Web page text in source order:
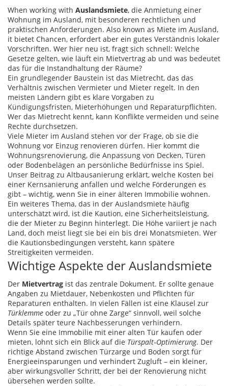
When working with Auslandsmiete, die Anmietung einer
Wohnung im Ausland, mit besonderen rechtlichen und
praktischen Anforderungen. Also known as Miete im Ausland,
it bietet Chancen, erfordert aber ein gutes Verständnis lokaler
Vorschriften. Wer hier neu ist, fragt sich schnell: Welche
Gesetze gelten, wie läuft ein Mietvertrag ab und was bedeutet
das für die Instandhaltung der Räume?
Ein grundlegender Baustein ist das Mietrecht, das das
Verhältnis zwischen Vermieter und Mieter regelt. In den
meisten Ländern gibt es klare Vorgaben zu
Kündigungsfristen, Mieterhöhungen und Reparaturpflichten.
Wer das Mietrecht kennt, kann Konflikte vermeiden und seine
Rechte durchsetzen.
Viele Mieter im Ausland stehen vor der Frage, ob sie die
Wohnung vor Einzug renovieren dürfen. Hier kommt die
Wohnungsrenovierung, die Anpassung von Decken, Türen
oder Bodenbelägen an persönliche Bedürfnisse ins Spiel.
Unser Beitrag zu Altbausanierung erklärt, welche Kosten bei
einer Kernsanierung anfallen und welche Förderungen es
gibt – wichtig, wenn Sie in einer älteren Immobilie wohnen.
Ein weiteres Thema, das in der Auslandsmiete häufig
unterschätzt wird, ist die Kaution, eine Sicherheitsleistung,
die der Mieter zu Beginn hinterlegt. Die Höhe variiert je nach
Land, doch meist liegt sie bei ein bis drei Monatsmieten. Wer
die Kautionsbedingungen versteht, kann spätere
Streitigkeiten vermeiden.
Wichtige Aspekte der Auslandsmiete
Der Mietvertrag ist das zentrale Dokument. Er sollte genaue
Angaben zu Mietdauer, Nebenkosten und Pflichten für
Reparaturen enthalten. In vielen Fällen ist eine Klausel zur
Türklemme oder zu „Tür ohne Zarge“ sinnvoll, weil solche
Details später teure Nachbesserungen verhindern.
Wenn Sie eine Immobilie mit einer alten Tür kaufen oder
mieten, lohnt sich ein Blick auf die Türspalt‑Optimierung. Der
richtige Abstand zwischen Türzarge und Boden sorgt für
Energieeinsparungen und verhindert Zugluft – ein kleiner,
aber wirkungsvoller Schritt, der bei der Renovierung nicht
übersehen werden sollte.